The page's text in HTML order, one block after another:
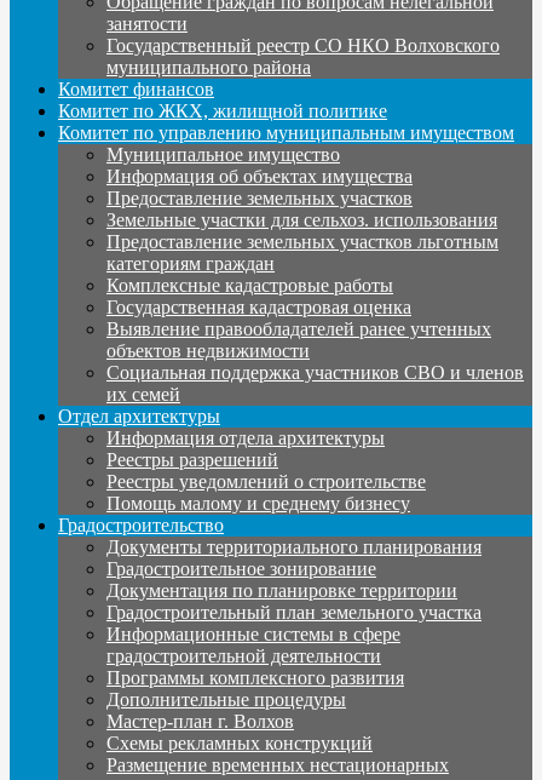
занятости
Государственный реестр СО НКО Волховского
муниципального района
Комитет финансов
Комитет по ЖКХ, жилищной политике
Комитет по управлению муниципальным имуществом
Муниципальное имущество
Информация об объектах имущества
Предоставление земельных участков
Земельные участки для сельхоз. использования
Предоставление земельных участков льготным
категориям граждан
Комплексные кадастровые работы
Государственная кадастровая оценка
Выявление правообладателей ранее учтенных
объектов недвижимости
Социальная поддержка участников СВО и членов
их семей
Отдел архитектуры
Информация отдела архитектуры
Реестры разрешений
Реестры уведомлений о строительстве
Помощь малому и среднему бизнесу
Градостроительство
Документы территориального планирования
Градостроительное зонирование
Документация по планировке территории
Градостроительный план земельного участка
Информационные системы в сфере
градостроительной деятельности
Программы комплексного развития
Дополнительные процедуры
Мастер-план г. Волхов
Схемы рекламных конструкций
Размещение временных нестационарных